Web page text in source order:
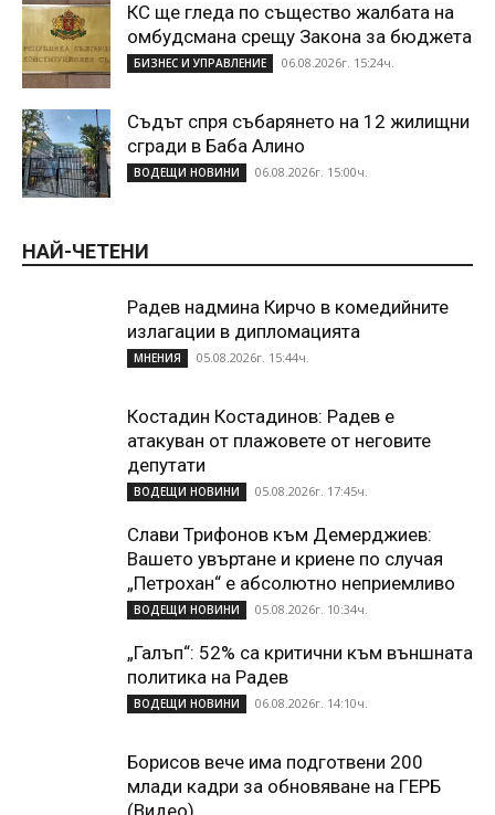
КС ще гледа по същество жалбата на
омбудсмана срещу Закона за бюджета
БИЗНЕС И УПРАВЛЕНИЕ 06.08.2026г. 15:24ч.
Съдът спря събарянето на 12 жилищни
сгради в Баба Алино
ВОДЕЩИ НОВИНИ 06.08.2026г. 15:00ч.
НАЙ-ЧЕТЕНИ
Радев надмина Кирчо в комедийните
излагации в дипломацията
МНЕНИЯ 05.08.2026г. 15:44ч.
Костадин Костадинов: Радев е
атакуван от плажoвете от неговите
депутати
ВОДЕЩИ НОВИНИ 05.08.2026г. 17:45ч.
Слави Трифонов към Демерджиев:
Вашето увъртане и криене по случая
„Петрохан“ е абсолютно неприемливо
ВОДЕЩИ НОВИНИ 05.08.2026г. 10:34ч.
„Галъп“: 52% са критични към външната
политика на Радев
ВОДЕЩИ НОВИНИ 06.08.2026г. 14:10ч.
Борисов вече има подготвени 200
млади кадри за обновяване на ГЕРБ